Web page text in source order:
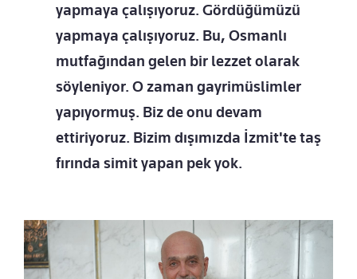
yapmaya çalışıyoruz. Gördüğümüzü
yapmaya çalışıyoruz. Bu, Osmanlı
mutfağından gelen bir lezzet olarak
söyleniyor. O zaman gayrimüslimler
yapıyormuş. Biz de onu devam
ettiriyoruz. Bizim dışımızda İzmit'te taş
fırında simit yapan pek yok.